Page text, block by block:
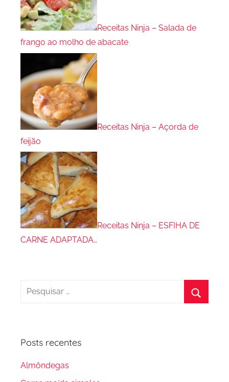
Receitas Ninja – Salada de
frango ao molho de abacate
Receitas Ninja – Açorda de
feijão
Receitas Ninja – ESFIHA DE
CARNE ADAPTADA…
Pesquisar
Posts recentes
Almôndegas